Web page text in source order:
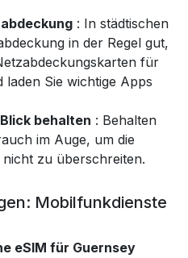
: In städtischen
in der Regel gut,
für
laden Sie wichtige Apps
behalten : Behalten
im Auge, um die
zu überschreiten.
Mobilfunkdienste
eSIM für Guernsey